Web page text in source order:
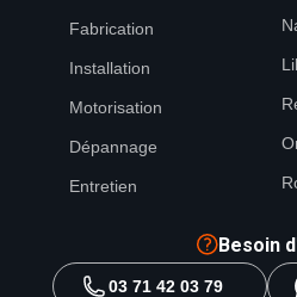
Fabrication
Installation
Motorisation
Dépannage
Entretien
Besoin
03 71 42 03 79